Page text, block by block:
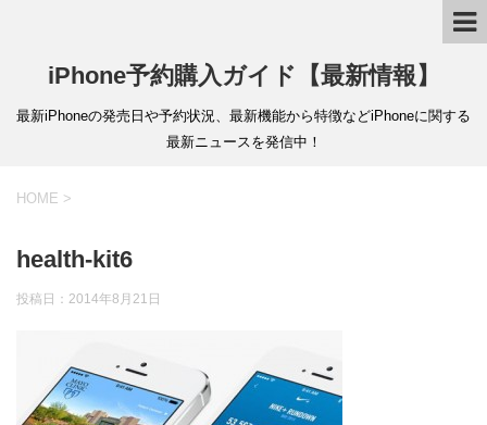
iPhone予約購入ガイド【最新情報】
最新iPhoneの発売日や予約状況、最新機能から特徴などiPhoneに関する
最新ニュースを発信中！
HOME >
health-kit6
投稿日： 2014年8月21日